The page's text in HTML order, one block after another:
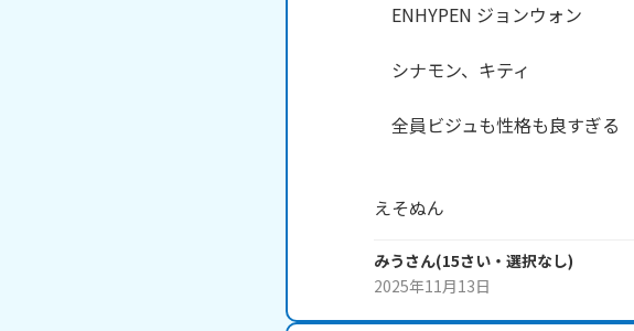
ENHYPEN ジョンウォン
シナモン、キティ
全員ビジュも性格も良すぎる
えそぬん
みうさん(15さい・ 選択なし)
2025年11月13日